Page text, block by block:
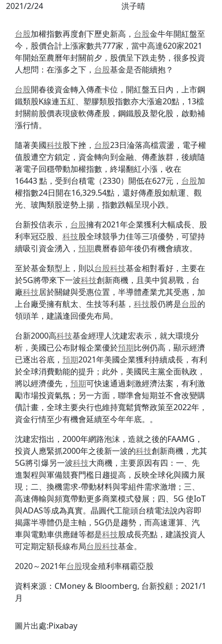
2021/2/24 洪子晴
台股加權指數再度創下歷史新高， 台股金牛年開紅盤至
今，股價合計上漲家數共777家，當中高達620家2021
年開始至農曆年封關前夕，股價呈下跌走勢，很多投資
人想問：在漲多之下， 台股基金是否能續抱？
台股開春後資金轉入傳產卡位，開紅盤五日內，上市鋼
鐵類股K線連五紅、塑膠類股指數亦大漲逾20點，13檔
封關前股價表現疲軟傳產股，鋼鐵股及塑化股，啟動補
漲行情。
隨著美國科技股下挫， 台股23日淪落高檔震盪，電子權
值股遭空方鎖定，資金轉向到金融、傳產族群，後續隨
著電子回穩帶動加權指數，終場翻紅小漲，收在
16443 點，受到台積電（2330）開低在627元， 台股加
權指數24日開在16,329.54點，還好傳產股如航運、觀
光、玻陶類股逆勢上揚，指數跌幅呈現小跌。
台新投信表示， 台股擁有2021年企業獲利大幅成長、股
利率冠亞股、 科技股全球競爭力佳等三項優勢，可望持
續吸引資金湧入， 預期農曆春節年後仍有機會續攻。
至於基金類型上，則以台股科技基金相對看好，主要在
於5G將帶來下一波科技創新商機，且美中貿易戰，台
廠科技居於關鍵與受惠位置，半導體產業尤其受惠，加
上台廠受擁有航太、生技等利基， 科技股仍將是台股的
領頭羊，建議逢回優先布局。
台新2000高科技基金經理人沈建宏表示，就大環境分
析，美國已公布財報企業優於預期比例仍高，顯示經濟
已逐出谷底， 預期2021年美國企業獲利持續成長，有利
於全球消費動能的提升；此外，美國民主黨全面執政，
將以經濟優先， 預期可快速通過刺激經濟法案，有利激
勵市場投資氣氛；另一方面，聯準會短期並不會改變購
債計畫，全球主要央行也維持寬鬆貨幣政策至2022年，
資金行情至少有機會延續至今年年底。。
沈建宏指出，2000年網路泡沫，造就之後的FAAMG，
投資人應緊抓2000年之後新一波的科技創新商機，尤其
5G將引爆另一波科技大商機，主要原因有四：一、先
進製程與軍備競賽門檻日趨提高，反映全球化與國力展
現；二、換機需求-帶動材料與零組件需求激增；三、
高速傳輸與頻寬帶動更多商業模式發展；四、5G 使IoT
與ADAS等成為真實。晶圓代工龍頭台積電法說內容即
揭露半導體仍是主軸，5G仍是趨勢，而高速運算、汽
車與電動車供應鏈等都是科技股成長亮點，建議投資人
可定期定額長線布局台股科技基金。
2020～2021年台股現金殖利率稱霸亞股
資料來源：CMoney & Bloomberg, 台新投顧；2021/1
月
圖片出處:Pixabay